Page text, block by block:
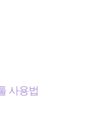
사용법